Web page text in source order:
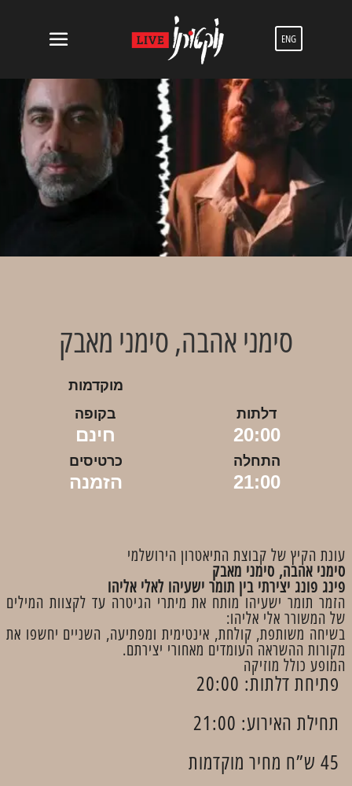
ENG
סימני אהבה, סימני מאבק
מוקדמות
דלתות
20:00
בקופה
חינם
התחלה
21:00
כרטיסים
הזמנה
עונת הקיץ של קבוצת התיאטרון הירושלמי
סימני אהבה, סימני מאבק
פינג פונג יצירתי בין תומר ישעיהו לאלי אליהו
הזמר תומר ישעיהו מותח את מיתרי הגיטרה עד לקצוות המילים
של המשורר אלי אליהו:
בשיחה משותפת, קולחת, אינטימית ומפתיעה, השניים יחשפו את
מקורות ההשראה העומדים מאחורי יצירתם.
המופע כולל מוזיקה
פתיחת דלתות: 20:00
תחילת האירוע: 21:00
45 ש”ח מחיר מוקדמות